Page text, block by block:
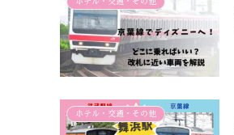
ホテル・交通・その他
ホテル・交通・その他